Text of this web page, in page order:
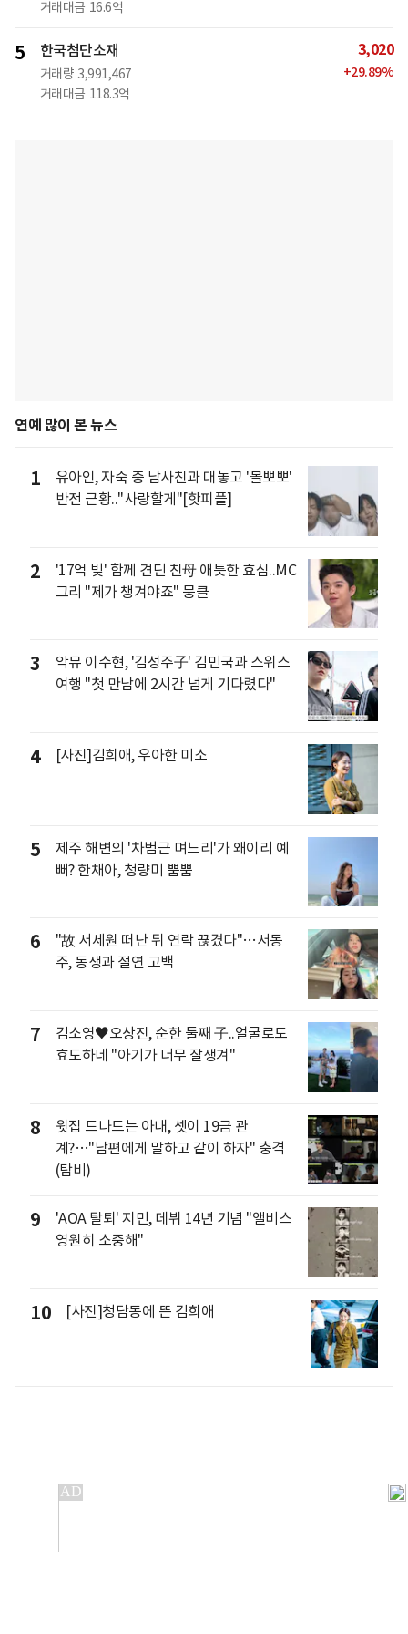
거래대금 16.6억
5 한국첨단소재
거래량 3,991,467
거래대금 118.3억
3,020
+29.89%
연예 많이 본 뉴스
1
유아인, 자숙 중 남사친과 대놓고 '볼뽀뽀'
반전 근황.."사랑할게"[핫피플]
2
'17억 빚' 함께 견딘 친母 애틋한 효심..MC
그리 "제가 챙겨야죠" 뭉클
3
악뮤 이수현, '김성주子' 김민국과 스위스
여행 "첫 만남에 2시간 넘게 기다렸다"
4 [사진]김희애, 우아한 미소
5
제주 해변의 '차범근 며느리'가 왜이리 예
뻐? 한채아, 청량미 뿜뿜
6
"故 서세원 떠난 뒤 연락 끊겼다"…서동
주, 동생과 절연 고백
7
김소영♥오상진, 순한 둘째 子..얼굴로도
효도하네 "아기가 너무 잘생겨"
8
윗집 드나드는 아내, 셋이 19금 관
계?…"남편에게 말하고 같이 하자" 충격
(탐비)
9
'AOA 탈퇴' 지민, 데뷔 14년 기념 "앨비스
영원히 소중해"
10 [사진]청담동에 뜬 김희애